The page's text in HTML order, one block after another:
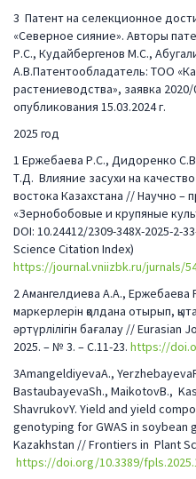
3 Патент на селекционное
«Северное сияние». Авторы
Р.С., Кудайбергенов М.С.,
А.В.Патентообладатель: ТОО
растениеводства», заявка 2020/
опубликования 15.03.2024 г.
2025 год
1 Ержебаева Р.С., Дидоренко
Т.Д. Влияние засухи на
востока Казахстана // Научно –
«Зернобобовые и крупяные
DOI: 10.24412/2309-348X-2025-2-
Science Citation Index)
https://journal.vniizbk.ru/jurnals/
2 Амангелдиева А.А.,
маркерлерін қолдана отырып,
әртүрлілігін бағалау // Eurasian
2025. – № 3. – С.11-23. https://
3AmangeldiyevaA.,
BastaubayevaSh., MaikotovB.,
ShavrukovY. Yield and yield
genotyping for GWAS in
Kazakhstan // Frontiers in Plant
https://doi.org/10.3389/